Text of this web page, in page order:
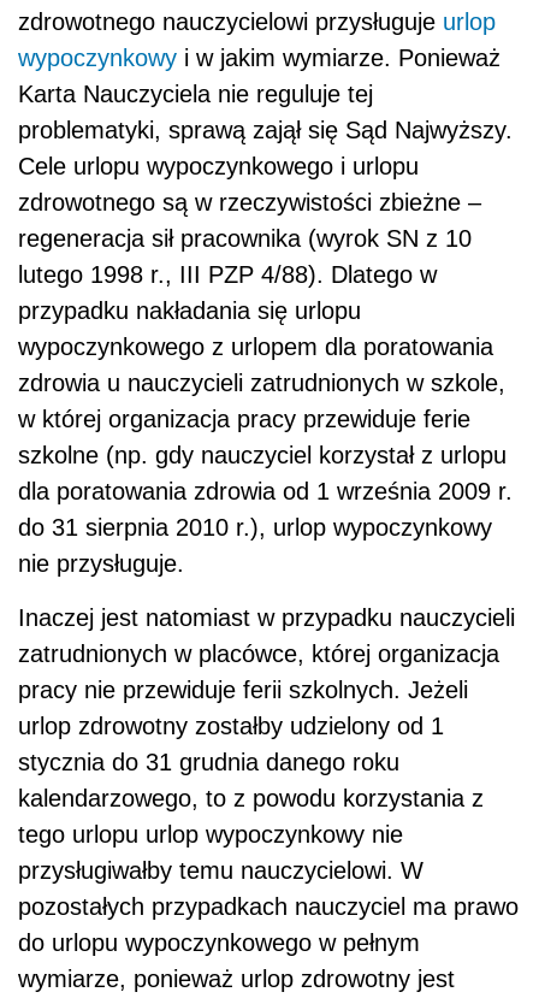
zdrowotnego nauczycielowi przysługuje urlop
wypoczynkowy i w jakim wymiarze. Ponieważ
Karta Nauczyciela nie reguluje tej
problematyki, sprawą zajął się Sąd Najwyższy.
Cele urlopu wypoczynkowego i urlopu
zdrowotnego są w rzeczywistości zbieżne –
regeneracja sił pracownika (wyrok SN z 10
lutego 1998 r., III PZP 4/88). Dlatego w
przypadku nakładania się urlopu
wypoczynkowego z urlopem dla poratowania
zdrowia u nauczycieli zatrudnionych w szkole,
w której organizacja pracy przewiduje ferie
szkolne (np. gdy nauczyciel korzystał z urlopu
dla poratowania zdrowia od 1 września 2009 r.
do 31 sierpnia 2010 r.), urlop wypoczynkowy
nie przysługuje.
Inaczej jest natomiast w przypadku nauczycieli
zatrudnionych w placówce, której organizacja
pracy nie przewiduje ferii szkolnych. Jeżeli
urlop zdrowotny zostałby udzielony od 1
stycznia do 31 grudnia danego roku
kalendarzowego, to z powodu korzystania z
tego urlopu urlop wypoczynkowy nie
przysługiwałby temu nauczycielowi. W
pozostałych przypadkach nauczyciel ma prawo
do urlopu wypoczynkowego w pełnym
wymiarze, ponieważ urlop zdrowotny jest